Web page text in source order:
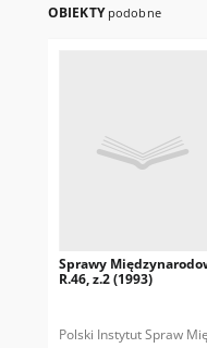
OBIEKTY podobne
Sprawy
R.46, z.2 (1993)
Polski Instytut Spraw